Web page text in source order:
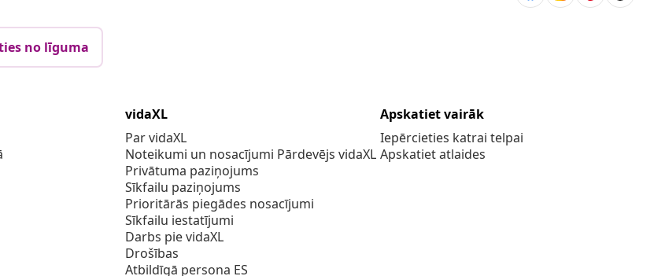
no līguma
vidaXL
Par vidaXL
Noteikumi un nosacījumi Pārdevējs vidaXL
Privātuma paziņojums
Sīkfailu paziņojums
Prioritārās piegādes nosacījumi
Sīkfailu iestatījumi
Darbs pie vidaXL
Drošības
Atbildīgā persona ES
Apskatiet vairāk
Iepērcieties katrai telpai
Apskatiet atlaides